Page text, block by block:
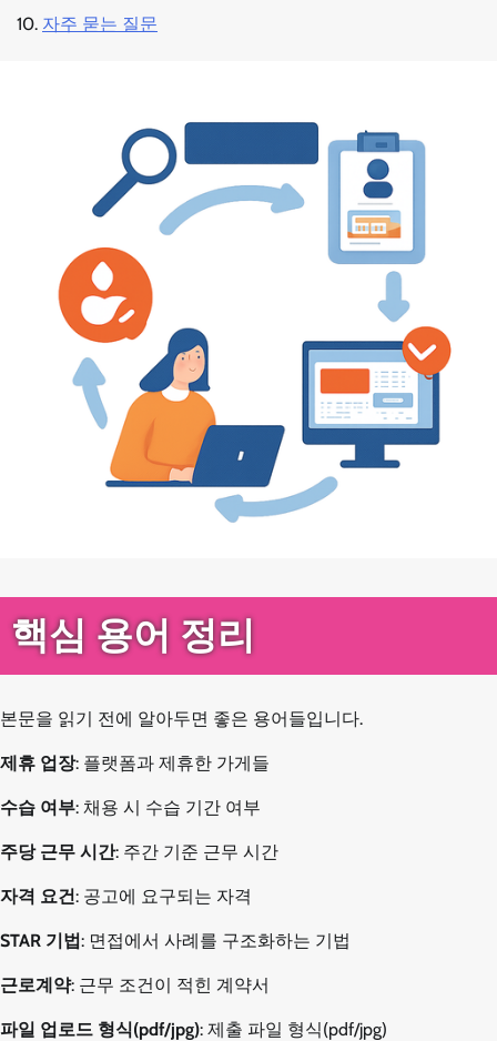
자주 묻는 질문
핵심 용어 정리
본문을 읽기 전에 알아두면 좋은 용어들입니다.
제휴 업장: 플랫폼과 제휴한 가게들
수습 여부: 채용 시 수습 기간 여부
주당 근무 시간: 주간 기준 근무 시간
자격 요건: 공고에 요구되는 자격
STAR 기법: 면접에서 사례를 구조화하는 기법
근로계약: 근무 조건이 적힌 계약서
파일 업로드 형식(pdf/jpg): 제출 파일 형식(pdf/jpg)